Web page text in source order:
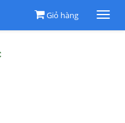
Giỏ hàng